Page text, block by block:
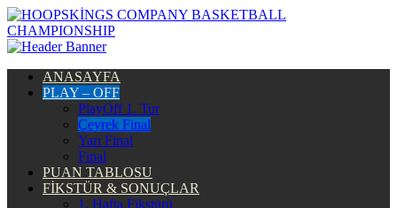
ANASAYFA
PLAY – OFF
PlayOff 1. Tur
Çeyrek Final
Yarı Final
Final
PUAN TABLOSU
FİKSTÜR & SONUÇLAR
1. Hafta Fikstürü